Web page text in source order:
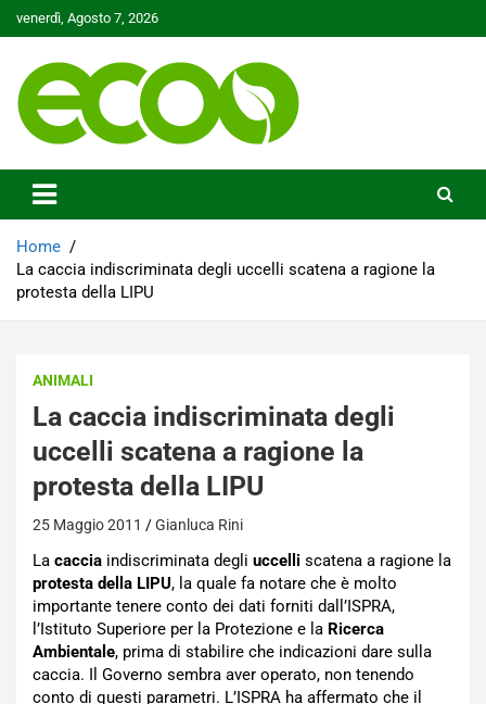
to
venerdì, Agosto 7, 2026
Ecoo.it
Home
La caccia indiscriminata degli uccelli scatena a ragione la
protesta della LIPU
ANIMALI
La caccia indiscriminata degli
uccelli scatena a ragione la
protesta della LIPU
25 Maggio 2011 Gianluca Rini
La caccia indiscriminata degli uccelli scatena a ragione la
protesta della LIPU, la quale fa notare che è molto
importante tenere conto dei dati forniti dall’ISPRA,
l’Istituto Superiore per la Protezione e la Ricerca
Ambientale, prima di stabilire che indicazioni dare sulla
caccia. Il Governo sembra aver operato, non tenendo
conto di questi parametri. L’ISPRA ha affermato che il